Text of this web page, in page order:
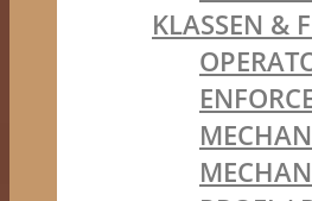
KLASSEN &